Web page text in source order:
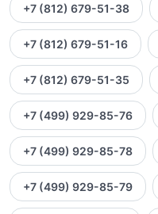
+7 (812) 679-51-38
+7 (812) 679-51-16
+7 (812) 679-51-35
+7 (499) 929-85-76
+7 (499) 929-85-78
+7 (499) 929-85-79